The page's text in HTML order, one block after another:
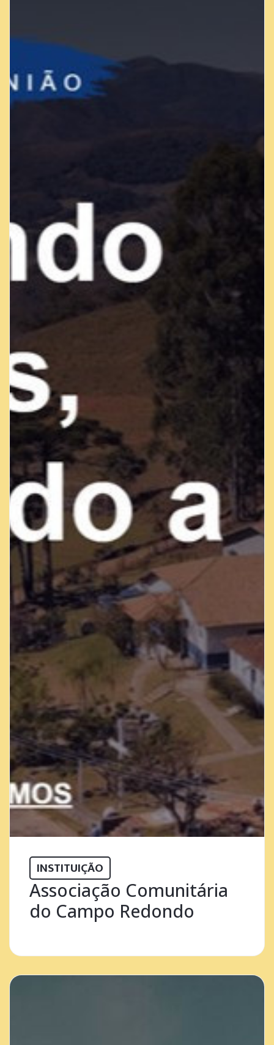
INSTITUIÇÃO
Associação Comunitária
do Campo Redondo